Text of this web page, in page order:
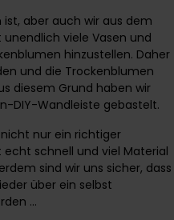
aber auch wir aus dem
viele Vasen und
hinzustellen. Daher
und die Trockenblumen
diesem Grund haben wir
DIY-Wandleiste gebastelt.
nur ein richtiger
echt schnell und viel Material
sind wir uns sicher, dass
über ein selbst
…